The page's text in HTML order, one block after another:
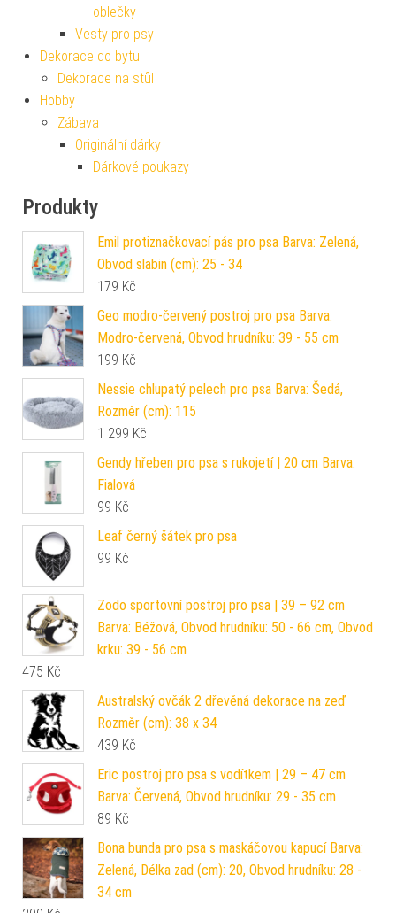
oblečky
Vesty pro psy
Dekorace do bytu
Dekorace na stůl
Hobby
Zábava
Originální dárky
Dárkové poukazy
Produkty
Emil protiznačkovací pás pro psa Barva: Zelená,
Obvod slabin (cm): 25 - 34
179 Kč
Geo modro-červený postroj pro psa Barva:
Modro-červená, Obvod hrudníku: 39 - 55 cm
199 Kč
Nessie chlupatý pelech pro psa Barva: Šedá,
Rozměr (cm): 115
1 299 Kč
Gendy hřeben pro psa s rukojetí | 20 cm Barva:
Fialová
99 Kč
Leaf černý šátek pro psa
99 Kč
Zodo sportovní postroj pro psa | 39 – 92 cm
Barva: Béžová, Obvod hrudníku: 50 - 66 cm, Obvod
krku: 39 - 56 cm
475 Kč
Australský ovčák 2 dřevěná dekorace na zeď
Rozměr (cm): 38 x 34
439 Kč
Eric postroj pro psa s vodítkem | 29 – 47 cm
Barva: Červená, Obvod hrudníku: 29 - 35 cm
89 Kč
Bona bunda pro psa s maskáčovou kapucí Barva:
Zelená, Délka zad (cm): 20, Obvod hrudníku: 28 -
34 cm